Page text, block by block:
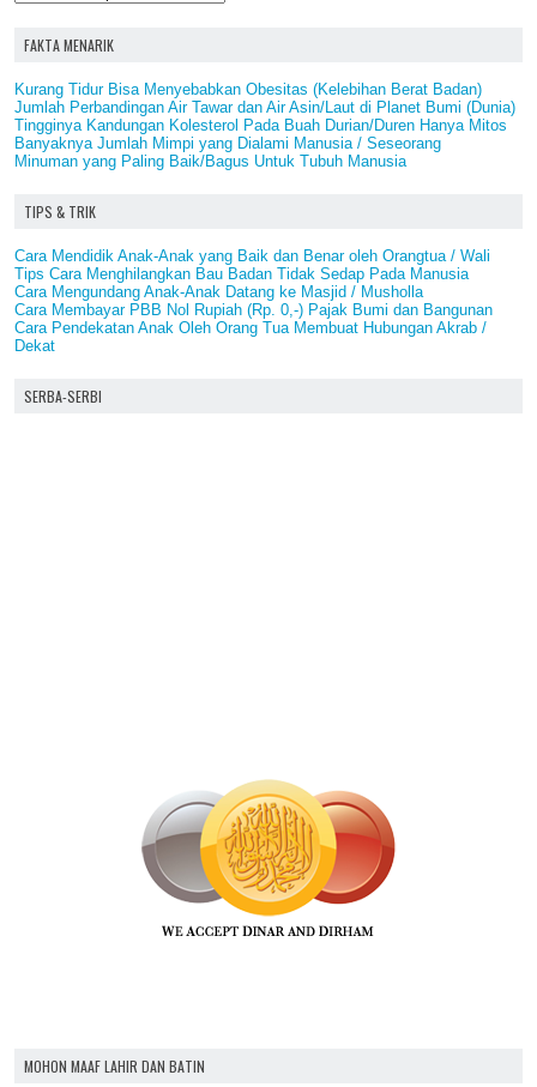
FAKTA MENARIK
Kurang Tidur Bisa Menyebabkan Obesitas (Kelebihan Berat Badan)
Jumlah Perbandingan Air Tawar dan Air Asin/Laut di Planet Bumi (Dunia)
Tingginya Kandungan Kolesterol Pada Buah Durian/Duren Hanya Mitos
Banyaknya Jumlah Mimpi yang Dialami Manusia / Seseorang
Minuman yang Paling Baik/Bagus Untuk Tubuh Manusia
TIPS & TRIK
Cara Mendidik Anak-Anak yang Baik dan Benar oleh Orangtua / Wali
Tips Cara Menghilangkan Bau Badan Tidak Sedap Pada Manusia
Cara Mengundang Anak-Anak Datang ke Masjid / Musholla
Cara Membayar PBB Nol Rupiah (Rp. 0,-) Pajak Bumi dan Bangunan
Cara Pendekatan Anak Oleh Orang Tua Membuat Hubungan Akrab /
Dekat
SERBA-SERBI
MOHON MAAF LAHIR DAN BATIN